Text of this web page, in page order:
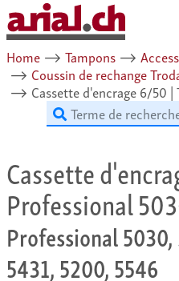
Home ⟶ Tampons ⟶
⟶ Coussin de rechange
⟶ Cassette d'encrage 6/50
Cassette
Professional
Professional
5431, 5200, 5546